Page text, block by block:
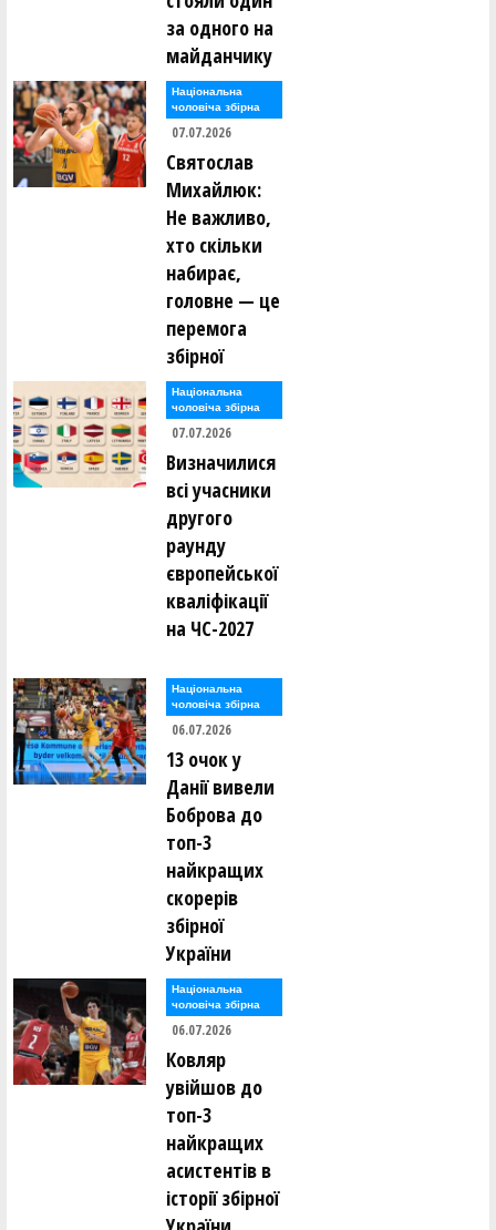
за одного на
майданчику
Національна
чоловіча збірна
07.07.2026
Святослав
Михайлюк:
Не важливо,
хто скільки
набирає,
головне — це
перемога
збірної
Національна
чоловіча збірна
07.07.2026
Визначилися
всі учасники
другого
раунду
європейської
кваліфікації
на ЧС-2027
Національна
чоловіча збірна
06.07.2026
13 очок у
Данії вивели
Боброва до
топ-3
найкращих
скорерів
збірної
України
Національна
чоловіча збірна
06.07.2026
Ковляр
увійшов до
топ-3
найкращих
асистентів в
історії збірної